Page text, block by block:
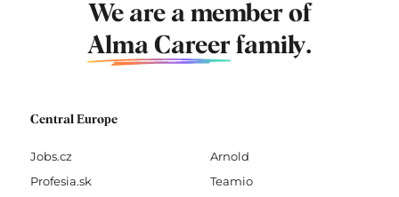
We are a member of
Alma Career family.
Central Europe
Jobs.cz
Profesia.sk
Arnold
Teamio